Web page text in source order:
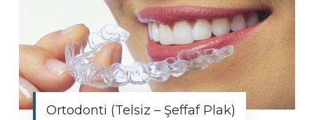
Ortodonti (Telsiz – Şeffaf Plak)